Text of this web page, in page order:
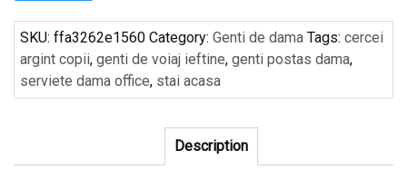
SKU: ffa3262e1560 Category: Genti de dama Tags: cercei
argint copii, genti de voiaj ieftine, genti postas dama,
serviete dama office, stai acasa
Description